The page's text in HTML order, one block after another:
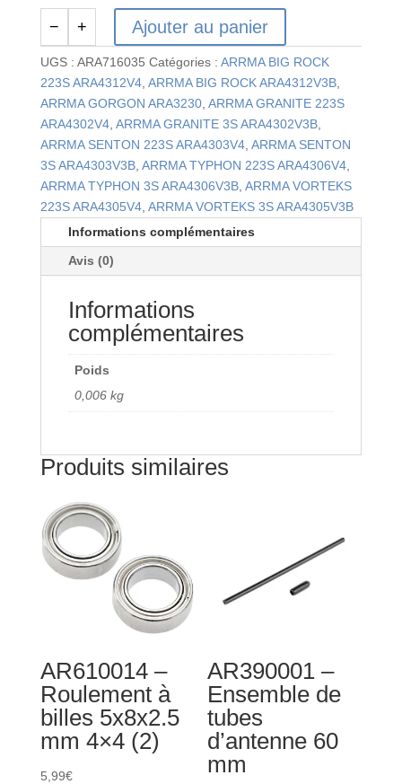
quantité
de
ARA716035
-
Joint
torique
2.6x2
mm
(8)
− + Ajouter au panier
UGS : ARA716035 Catégories : ARRMA BIG ROCK
223S ARA4312V4, ARRMA BIG ROCK ARA4312V3B,
ARRMA GORGON ARA3230, ARRMA GRANITE 223S
ARA4302V4, ARRMA GRANITE 3S ARA4302V3B,
ARRMA SENTON 223S ARA4303V4, ARRMA SENTON
3S ARA4303V3B, ARRMA TYPHON 223S ARA4306V4,
ARRMA TYPHON 3S ARA4306V3B, ARRMA VORTEKS
223S ARA4305V4, ARRMA VORTEKS 3S ARA4305V3B
Informations complémentaires
Avis (0)
Informations
complémentaires
Poids
0,006 kg
Produits similaires
AR610014 –
Roulement à
billes 5x8x2.5
mm 4×4 (2)
5,99€
AR390001 –
Ensemble de
tubes
d’antenne 60
mm